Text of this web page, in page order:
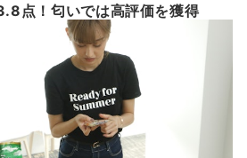
点！匂いでは高評価を獲得